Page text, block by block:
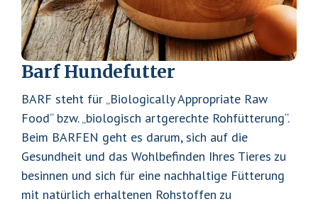
t
e
r
D
N
A
R
a
Barf Hundefutter
BARF steht für „Biologically Appropriate Raw
Food“ bzw. „biologisch artgerechte Rohfütterung“.
Beim BARFEN geht es darum, sich auf die
Gesundheit und das Wohlbefinden Ihres Tieres zu
besinnen und sich für eine nachhaltige Fütterung
mit natürlich erhaltenen Rohstoffen zu